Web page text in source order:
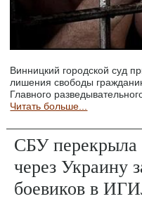
Винницкий городской суд
лишения свободы
Главного
Читать больше...
СБУ перекрыла
через Украину
боевиков в